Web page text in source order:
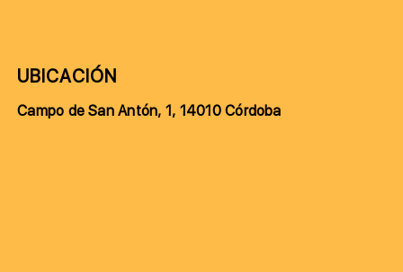
UBICACIÓN
Campo de San Antón, 1, 14010 Córdoba